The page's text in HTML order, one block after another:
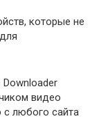
которые не
Downloader
видео
с любого сайта